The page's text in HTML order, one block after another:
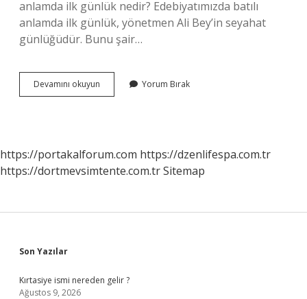
anlamda ilk günlük nedir? Edebiyatımızda batılı
anlamda ilk günlük, yönetmen Ali Bey’in seyahat
günlüğüdür. Bunu şair…
Devamını okuyun
Olmak
Yorum Bırak
https://portakalforum.com https://dzenlifespa.com.tr
https://dortmevsimtente.com.trSitemap
Sidebar
Son Yazılar
Kırtasiye ismi nereden gelir ?
Ağustos 9, 2026